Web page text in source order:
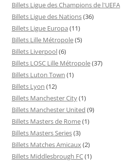
Billets Ligue des Champions de l'UEFA
Billets Ligue des Nations(36)
Billets Ligue Europa (11)
Billets Lille Métropole(5)
Billets Liverpool(6)
Billets LOSC Lille Métropole(37)
Billets Luton Town (1)
Billets Lyon (12)
Billets Manchester City(1)
Billets Manchester United (9)
Billets Masters de Rome(1)
Billets Masters Series(3)
Billets Matches Amicaux(2)
Billets Middlesbrough FC(1)